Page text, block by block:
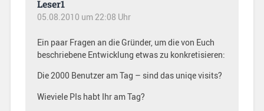
Leser1
05.08.2010 um 22:08 Uhr
Ein paar Fragen an die Gründer, um die von Euch
beschriebene Entwicklung etwas zu konkretisieren:
Die 2000 Benutzer am Tag – sind das uniqe visits?
Wieviele PIs habt Ihr am Tag?